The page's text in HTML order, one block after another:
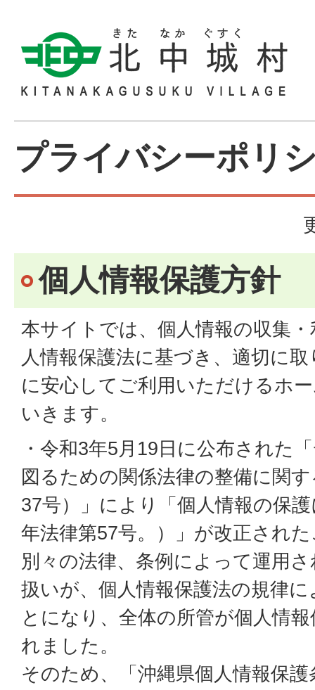
プライバシーポリ
個人情報保護方針
本サイトでは、個人情報の収集
人情報保護法に基づき、適切に
に安心してご利用いただけるホ
いきます。
・令和3年5月19日に公布された
図るための関係法律の整備に関
37号）」により「個人情報の保
年法律第57号。）」が改正され
別々の法律、条例によって運用
扱いが、個人情報保護法の規律
とになり、全体の所管が個人情
れました。
そのため、「沖縄県個人情報保